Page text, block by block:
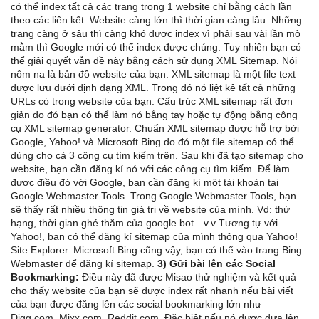
có thể index tất cả các trang trong 1 website chỉ bằng cách lần
theo các liên kết. Website càng lớn thì thời gian càng lâu. Những
trang càng ở sâu thì càng khó được index vì phải sau vài lần mò
mẫm thì Google mới có thể index được chúng. Tuy nhiên bạn có
thể giải quyết vẫn đề này bằng cách sử dụng XML Sitemap. Nói
nôm na là bản đồ website của bạn. XML sitemap là một file text
được lưu dưới định dạng XML. Trong đó nó liệt kê tất cả những
URLs có trong website của bạn. Cấu trúc XML sitemap rất đơn
giản do đó bạn có thể làm nó bằng tay hoặc tự động bằng công
cụ XML sitemap generator. Chuẩn XML sitemap được hỗ trợ bởi
Google, Yahoo! và Microsoft Bing do đó một file sitemap có thể
dùng cho cả 3 công cụ tìm kiếm trên. Sau khi đã tạo sitemap cho
website, bạn cần đăng kí nó với các công cụ tìm kiếm. Để làm
được điều đó với Google, bạn cần đăng kí một tài khoản tại
Google Webmaster Tools. Trong Google Webmaster Tools, bạn
sẽ thấy rất nhiều thông tin giá trị về website của mình. Vd: thứ
hạng, thời gian ghé thăm của google bot…v.v Tương tự với
Yahoo!, bạn có thể đăng kí sitemap của mình thông qua Yahoo!
Site Explorer. Microsoft Bing cũng vậy, bạn có thể vào trang Bing
Webmaster để đăng kí sitemap. 3) Gửi bài lên các Social
Bookmarking: Điều này đã được Misao thử nghiệm và kết quả
cho thấy website của bạn sẽ được index rất nhanh nếu bài viết
của bạn được đăng lên các social bookmarking lớn như